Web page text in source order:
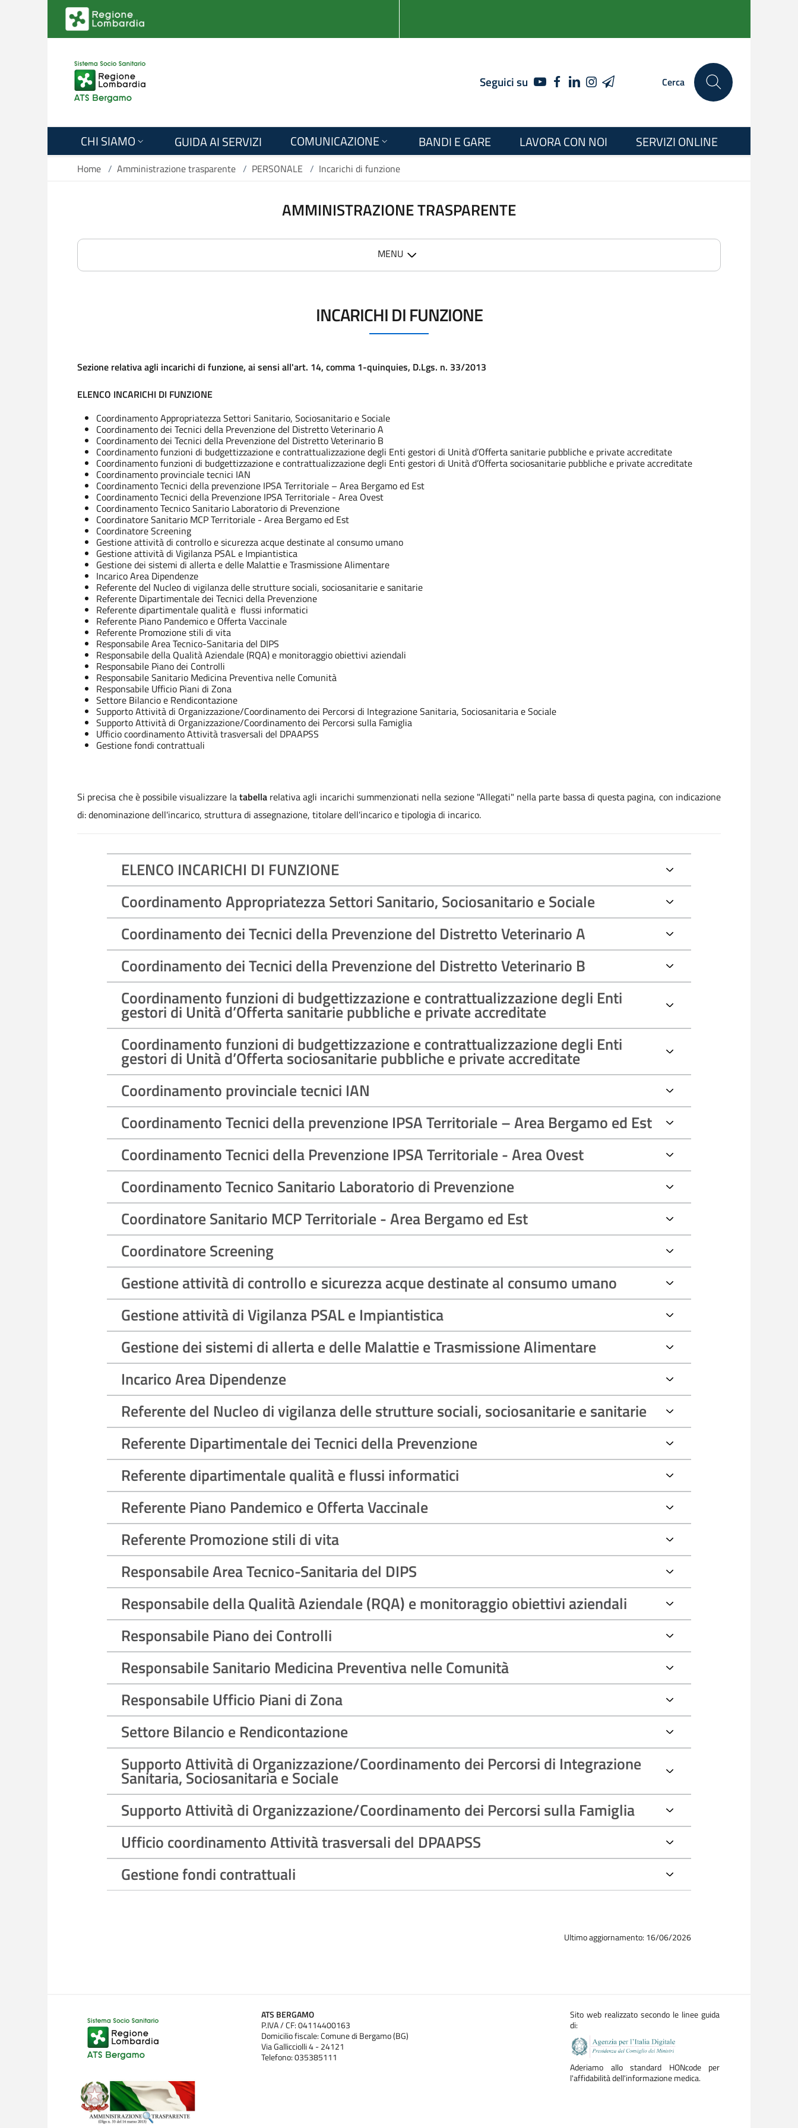
Salta al contenuto principale
Seguici su YOUTUBEFACEBOOK
LINKEDIN
INSTAGRAM
TELEGRAM Cerca
CHI SIAMO GUIDA AI SERVIZI COMUNICAZIONE BANDI E GARE LAVORA CON NOI SERVIZI ONLINE
Home / Amministrazione trasparente / PERSONALE / Incarichi di funzione
AMMINISTRAZIONE TRASPARENTE
MENU
INCARICHI DI FUNZIONE
Sezione relativa agli incarichi di funzione, ai sensi all'art. 14, comma 1-quinquies, D.Lgs. n. 33/2013
ELENCO INCARICHI DI FUNZIONE
Coordinamento Appropriatezza Settori Sanitario, Sociosanitario e Sociale
Coordinamento dei Tecnici della Prevenzione del Distretto Veterinario A
Coordinamento dei Tecnici della Prevenzione del Distretto Veterinario B
Coordinamento funzioni di budgettizzazione e contrattualizzazione degli Enti gestori di Unità d’Offerta sanitarie pubbliche e private accreditate
Coordinamento funzioni di budgettizzazione e contrattualizzazione degli Enti gestori di Unità d’Offerta sociosanitarie pubbliche e private accreditate
Coordinamento provinciale tecnici IAN
Coordinamento Tecnici della prevenzione IPSA Territoriale – Area Bergamo ed Est
Coordinamento Tecnici della Prevenzione IPSA Territoriale - Area Ovest
Coordinamento Tecnico Sanitario Laboratorio di Prevenzione
Coordinatore Sanitario MCP Territoriale - Area Bergamo ed Est
Coordinatore Screening
Gestione attività di controllo e sicurezza acque destinate al consumo umano
Gestione attività di Vigilanza PSAL e Impiantistica
Gestione dei sistemi di allerta e delle Malattie e Trasmissione Alimentare
Incarico Area Dipendenze
Referente del Nucleo di vigilanza delle strutture sociali, sociosanitarie e sanitarie
Referente Dipartimentale dei Tecnici della Prevenzione
Referente dipartimentale qualità e flussi informatici
Referente Piano Pandemico e Offerta Vaccinale
Referente Promozione stili di vita
Responsabile Area Tecnico-Sanitaria del DIPS
Responsabile della Qualità Aziendale (RQA) e monitoraggio obiettivi aziendali
Responsabile Piano dei Controlli
Responsabile Sanitario Medicina Preventiva nelle Comunità
Responsabile Ufficio Piani di Zona
Settore Bilancio e Rendicontazione
Supporto Attività di Organizzazione/Coordinamento dei Percorsi di Integrazione Sanitaria, Sociosanitaria e Sociale
Supporto Attività di Organizzazione/Coordinamento dei Percorsi sulla Famiglia
Ufficio coordinamento Attività trasversali del DPAAPSS
Gestione fondi contrattuali
Si precisa che è possibile visualizzare latabella relativa agli incarichi summenzionati nella sezione "Allegati" nella parte bassa di questa pagina, con indicazione
di: denominazione dell'incarico, struttura di assegnazione, titolare dell'incarico e tipologia di incarico.
ELENCO INCARICHI DI FUNZIONE
Coordinamento Appropriatezza Settori Sanitario, Sociosanitario e Sociale
Coordinamento dei Tecnici della Prevenzione del Distretto Veterinario A
Coordinamento dei Tecnici della Prevenzione del Distretto Veterinario B
Coordinamento funzioni di budgettizzazione e contrattualizzazione degli Enti
gestori di Unità d’Offerta sanitarie pubbliche e private accreditate
Coordinamento funzioni di budgettizzazione e contrattualizzazione degli Enti
gestori di Unità d’Offerta sociosanitarie pubbliche e private accreditate
Coordinamento provinciale tecnici IAN
Coordinamento Tecnici della prevenzione IPSA Territoriale – Area Bergamo ed Est
Coordinamento Tecnici della Prevenzione IPSA Territoriale - Area Ovest
Coordinamento Tecnico Sanitario Laboratorio di Prevenzione
Coordinatore Sanitario MCP Territoriale - Area Bergamo ed Est
Coordinatore Screening
Gestione attività di controllo e sicurezza acque destinate al consumo umano
Gestione attività di Vigilanza PSAL e Impiantistica
Gestione dei sistemi di allerta e delle Malattie e Trasmissione Alimentare
Incarico Area Dipendenze
Referente del Nucleo di vigilanza delle strutture sociali, sociosanitarie e sanitarie
Referente Dipartimentale dei Tecnici della Prevenzione
Referente dipartimentale qualità e flussi informatici
Referente Piano Pandemico e Offerta Vaccinale
Referente Promozione stili di vita
Responsabile Area Tecnico-Sanitaria del DIPS
Responsabile della Qualità Aziendale (RQA) e monitoraggio obiettivi aziendali
Responsabile Piano dei Controlli
Responsabile Sanitario Medicina Preventiva nelle Comunità
Responsabile Ufficio Piani di Zona
Settore Bilancio e Rendicontazione
Supporto Attività di Organizzazione/Coordinamento dei Percorsi di Integrazione
Sanitaria, Sociosanitaria e Sociale
Supporto Attività di Organizzazione/Coordinamento dei Percorsi sulla Famiglia
Ufficio coordinamento Attività trasversali del DPAAPSS
Gestione fondi contrattuali
Ultimo aggiornamento: 16/06/2026
ATS BERGAMO
P.IVA / CF: 04114400163
Domicilio fiscale: Comune di Bergamo (BG)
Via Gallicciolli 4 - 24121
Telefono: 035385111
Sito web realizzato secondo le linee guida
di:
Aderiamo allo standard HONcode per
l'affidabilità dell'informazione medica.